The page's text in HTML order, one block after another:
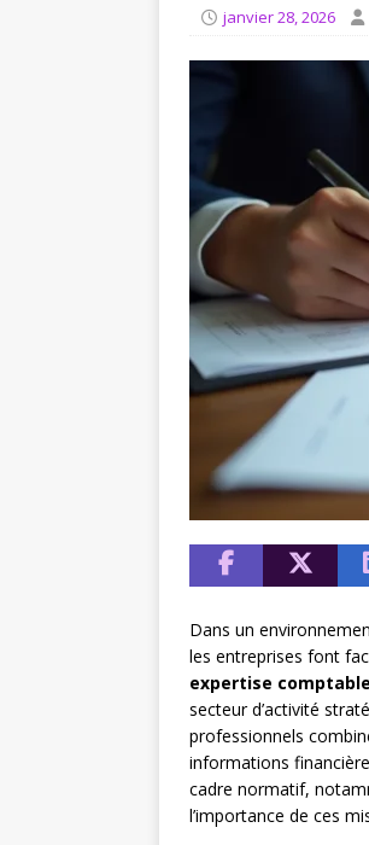
[
janvier 28, 2026
Dans un
les entreprises font
expertise
secteur d’activité
professionnels
informations
cadre normatif,
l’importance de ces